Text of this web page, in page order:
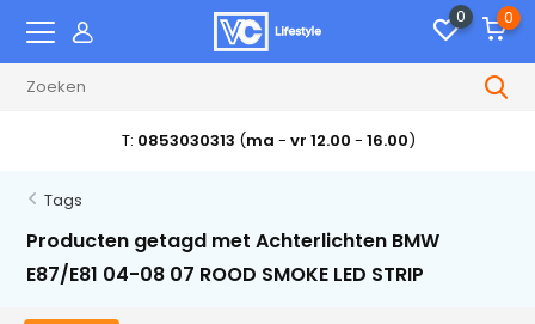
0 0
T: 0853030313 (ma - vr 12.00 - 16.00)
Tags
Producten getagd met Achterlichten BMW
E87/E81 04-08 07 ROOD SMOKE LED STRIP